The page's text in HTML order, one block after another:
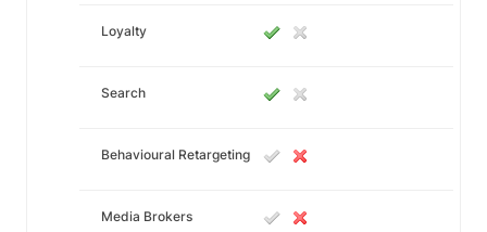
Loyalty
Search
Behavioural Retargeting
Media Brokers